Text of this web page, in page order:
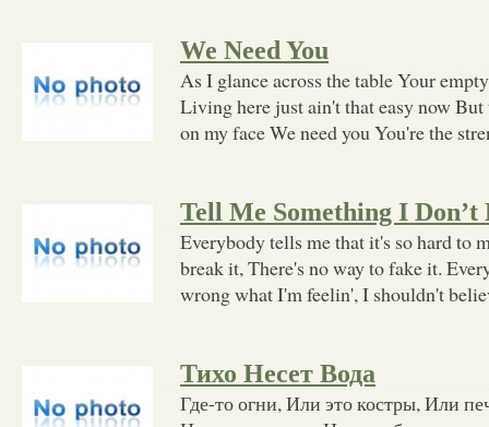
We Need You
As I glance across the table Your
Living here just ain't that easy now
on my face We need you You're the
Tell Me Something I Don’t
Everybody tells me that it's so hard to
break it, There's no way to fake it.
wrong what I'm feelin', I shouldn't
Тихо Несет Вода
Где-то огни, Или это костры, Или